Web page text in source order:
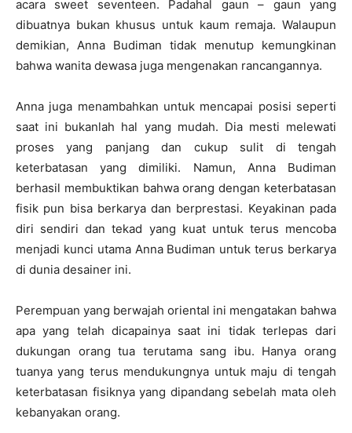
acara sweet seventeen. Padahal gaun – gaun yang
dibuatnya bukan khusus untuk kaum remaja. Walaupun
demikian, Anna Budiman tidak menutup kemungkinan
bahwa wanita dewasa juga mengenakan rancangannya.
Anna juga menambahkan untuk mencapai posisi seperti
saat ini bukanlah hal yang mudah. Dia mesti melewati
proses yang panjang dan cukup sulit di tengah
keterbatasan yang dimiliki. Namun, Anna Budiman
berhasil membuktikan bahwa orang dengan keterbatasan
fisik pun bisa berkarya dan berprestasi. Keyakinan pada
diri sendiri dan tekad yang kuat untuk terus mencoba
menjadi kunci utama Anna Budiman untuk terus berkarya
di dunia desainer ini.
Perempuan yang berwajah oriental ini mengatakan bahwa
apa yang telah dicapainya saat ini tidak terlepas dari
dukungan orang tua terutama sang ibu. Hanya orang
tuanya yang terus mendukungnya untuk maju di tengah
keterbatasan fisiknya yang dipandang sebelah mata oleh
kebanyakan orang.